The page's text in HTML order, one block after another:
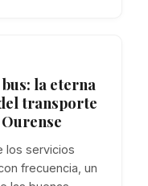
la eterna
transporte
los servicios
frecuencia, un